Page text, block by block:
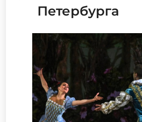
Петербурга